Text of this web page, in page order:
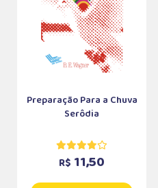
Preparação Para a Chuva
Serôdia
R$ 11,50